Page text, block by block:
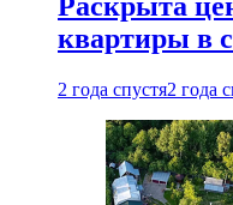
Раскрыта
квартиры в
2 года спустя2 года